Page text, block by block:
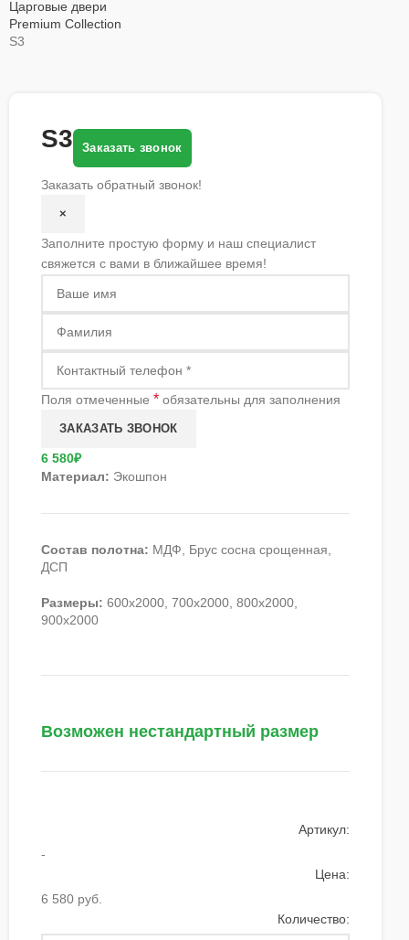
Царговые двери
Premium Collection
S3
S3 Заказать звонок
Заказать обратный звонок!
×
Заполните простую форму и наш специалист
свяжется с вами в ближайшее время!
Поля отмеченные * обязательны для заполнения
6 580₽
Материал: Экошпон
Состав полотна: МДФ, Брус сосна срощенная,
ДСП
Размеры: 600х2000, 700х2000, 800х2000,
900х2000
Возможен нестандартный размер
Артикул:
-
Цена:
6 580 руб.
Количество: